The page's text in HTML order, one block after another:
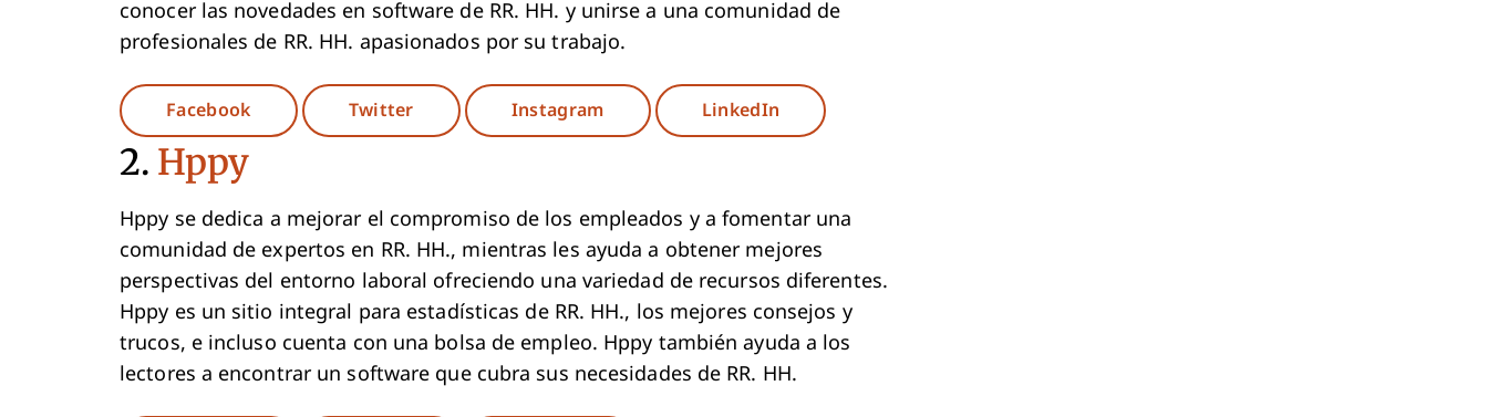
conocer las novedades en software de RR. HH. y unirse a una comunidad de
profesionales de RR. HH. apasionados por su trabajo.
FacebookOpens New Window
TwitterOpens New Window
Instagram LinkedIn Opens New Window
2.Hppy
Hppy se dedica a mejorar el compromiso de los empleados y a fomentar una
comunidad de expertos en RR. HH., mientras les ayuda a obtener mejores
perspectivas del entorno laboral ofreciendo una variedad de recursos diferentes.
Hppy es un sitio integral para estadísticas de RR. HH., los mejores consejos y
trucos, e incluso cuenta con una bolsa de empleo. Hppy también ayuda a los
lectores a encontrar un software que cubra sus necesidades de RR. HH.